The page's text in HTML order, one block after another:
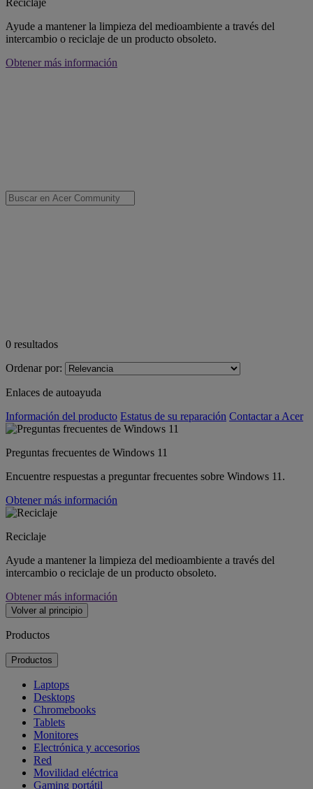
Ayude a mantener la limpieza del medioambiente a través del
intercambio o reciclaje de un producto obsoleto.
Obtener más información
0 resultados
Ordenar por:
Enlaces de autoayuda
Información del producto Estatus de su reparación Contactar a Acer
Preguntas frecuentes de Windows 11
Encuentre respuestas a preguntar frecuentes sobre Windows 11.
Obtener más información
Reciclaje
Ayude a mantener la limpieza del medioambiente a través del
intercambio o reciclaje de un producto obsoleto.
Obtener más información
Volver al principio
Productos
Productos
Laptops
Desktops
Chromebooks
Tablets
Monitores
Electrónica y accesorios
Red
Movilidad eléctrica
Gaming portátil